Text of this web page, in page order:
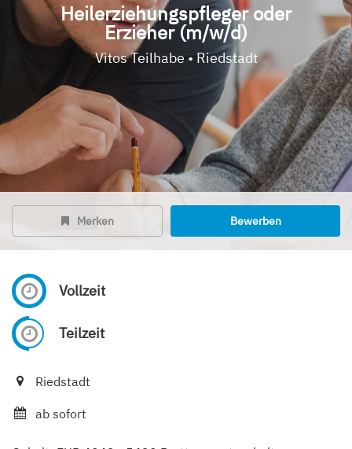
Heilerziehungspfleger oder
Erzieher (m/w/d)
Vitos Teilhabe • Riedstadt
Merken Bewerben
Vollzeit
Teilzeit
Riedstadt
ab sofort